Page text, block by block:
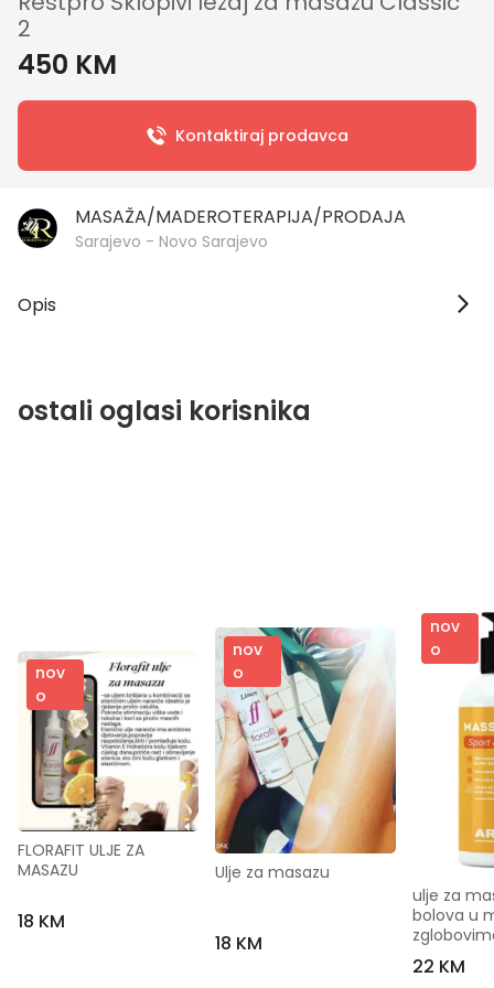
2
450 KM
Kontaktiraj prodavca
MASAŽA/MADEROTERAPIJA/PRODAJA
Sarajevo - Novo Sarajevo
Opis
ostali oglasi korisnika
nov
o
FLORAFIT ULJE ZA
MASAZU
18 KM
nov
o
Ulje za masazu
18 KM
nov
o
ulje za
bolova u
22 KM